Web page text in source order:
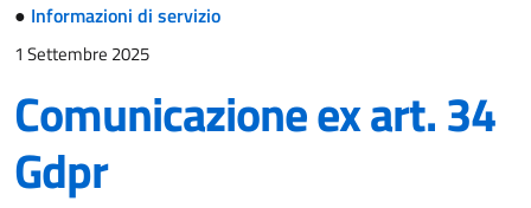
● Informazioni di servizio
1 Settembre 2025
Comunicazione ex art. 34
Gdpr